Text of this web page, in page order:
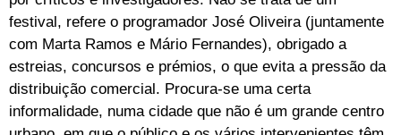
festival, refere o programador José Oliveira (juntamente
com Marta Ramos e Mário Fernandes), obrigado a
estreias, concursos e prémios, o que evita a pressão da
distribuição comercial. Procura-se uma certa
informalidade, numa cidade que não é um grande centro